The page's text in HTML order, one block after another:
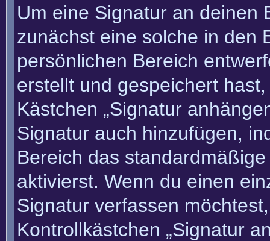
Um eine Signatur an deinen
zunächst eine solche in den
persönlichen Bereich
erstellt und gespeichert
Kästchen „Signatur
Signatur auch hinzufügen,
Bereich das
aktivierst. Wenn du einen
Signatur verfassen
Kontrollkästchen „Signatur